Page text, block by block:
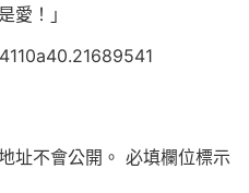
愛！」
址不會公開。 必填欄位標示